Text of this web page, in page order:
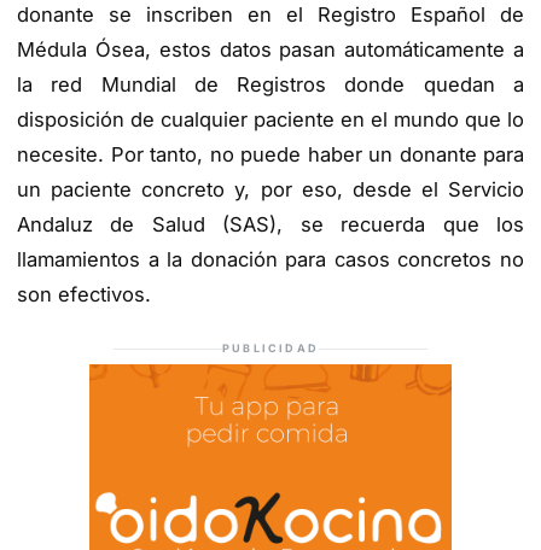
donante se inscriben en el Registro Español de
Médula Ósea, estos datos pasan automáticamente a
la red Mundial de Registros donde quedan a
disposición de cualquier paciente en el mundo que lo
necesite. Por tanto, no puede haber un donante para
un paciente concreto y, por eso, desde el Servicio
Andaluz de Salud (SAS), se recuerda que los
llamamientos a la donación para casos concretos no
son efectivos.
PUBLICIDAD